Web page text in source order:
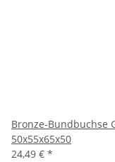
Bronze-Bundbuchse
50x55x65x50
24,49 € *